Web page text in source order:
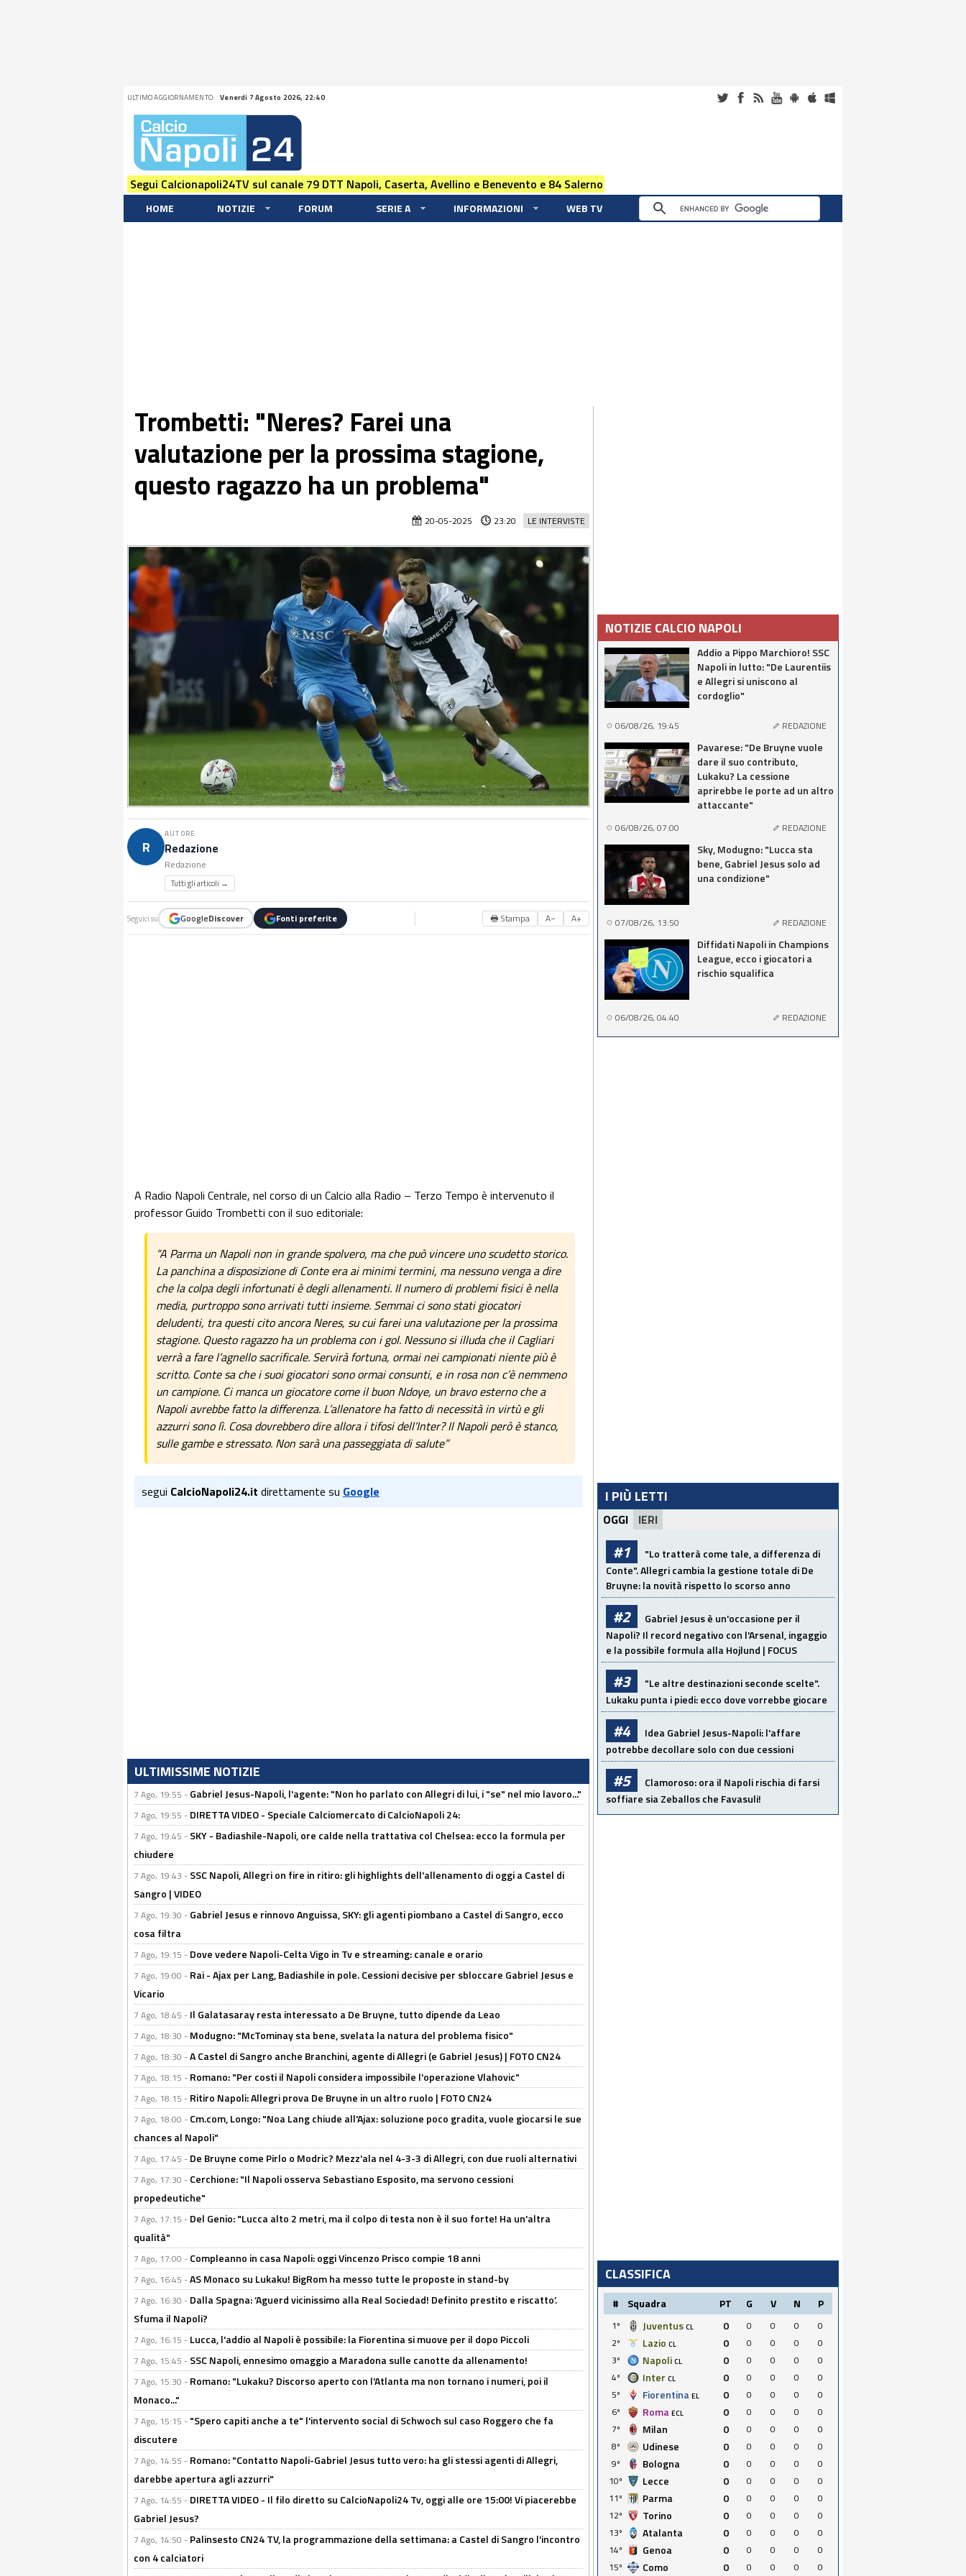
ULTIMO AGGIORNAMENTO: Venerdi 7 Agosto 2026, 22:40
Segui Calcionapoli24TV sul canale 79 DTT Napoli, Caserta, Avellino e Benevento e 84 Salerno
HOME NOTIZIE FORUM SERIE A INFORMAZIONI WEB TV
Trombetti: "Neres? Farei una
valutazione per la prossima stagione,
questo ragazzo ha un problema"
LE INTERVISTE
20-05-2025 23:20
R
AUTORE
Redazione
Redazione
Tutti gli articoli →
Seguici su GoogleDiscover Fonti preferite 🖶 Stampa A− A+
A Radio Napoli Centrale, nel corso di un Calcio alla Radio – Terzo Tempo è intervenuto il
professor Guido Trombetti con il suo editoriale:
“A Parma un Napoli non in grande spolvero, ma che può vincere uno scudetto storico.
La panchina a disposizione di Conte era ai minimi termini, ma nessuno venga a dire
che la colpa degli infortunati è degli allenamenti. Il numero di problemi fisici è nella
media, purtroppo sono arrivati tutti insieme. Semmai ci sono stati giocatori
deludenti, tra questi cito ancora Neres, su cui farei una valutazione per la prossima
stagione. Questo ragazzo ha un problema con i gol. Nessuno si illuda che il Cagliari
verrà a fare l’agnello sacrificale. Servirà fortuna, ormai nei campionati niente più è
scritto. Conte sa che i suoi giocatori sono ormai consunti, e in rosa non c’è nemmeno
un campione. Ci manca un giocatore come il buon Ndoye, un bravo esterno che a
Napoli avrebbe fatto la differenza. L’allenatore ha fatto di necessità in virtù e gli
azzurri sono lì. Cosa dovrebbero dire allora i tifosi dell’Inter? Il Napoli però è stanco,
sulle gambe e stressato. Non sarà una passeggiata di salute”
segui CalcioNapoli24.it direttamente su Google
ULTIMISSIME NOTIZIE
7 Ago, 19:55 - Gabriel Jesus-Napoli, l'agente: "Non ho parlato con Allegri di lui, i "se" nel mio lavoro..."
7 Ago, 19:55 - DIRETTA VIDEO - Speciale Calciomercato di CalcioNapoli 24:
7 Ago, 19:45 - SKY - Badiashile-Napoli, ore calde nella trattativa col Chelsea: ecco la formula per
chiudere
7 Ago, 19:43 - SSC Napoli, Allegri on fire in ritiro: gli highlights dell'allenamento di oggi a Castel di
Sangro | VIDEO
7 Ago, 19:30 - Gabriel Jesus e rinnovo Anguissa, SKY: gli agenti piombano a Castel di Sangro, ecco
cosa filtra
7 Ago, 19:15 - Dove vedere Napoli-Celta Vigo in Tv e streaming: canale e orario
7 Ago, 19:00 - Rai - Ajax per Lang, Badiashile in pole. Cessioni decisive per sbloccare Gabriel Jesus e
Vicario
7 Ago, 18:45 - Il Galatasaray resta interessato a De Bruyne, tutto dipende da Leao
7 Ago, 18:30 - Modugno: "McTominay sta bene, svelata la natura del problema fisico"
7 Ago, 18:30 -A Castel di Sangro anche Branchini, agente di Allegri (e Gabriel Jesus) | FOTO CN24
7 Ago, 18:15 - Romano: "Per costi il Napoli considera impossibile l'operazione Vlahovic"
7 Ago, 18:15 - Ritiro Napoli: Allegri prova De Bruyne in un altro ruolo | FOTO CN24
7 Ago, 18:00 - Cm.com, Longo: "Noa Lang chiude all'Ajax: soluzione poco gradita, vuole giocarsi le sue
chances al Napoli"
7 Ago, 17:45 - De Bruyne come Pirlo o Modric? Mezz'ala nel 4-3-3 di Allegri, con due ruoli alternativi
7 Ago, 17:30 - Cerchione: "Il Napoli osserva Sebastiano Esposito, ma servono cessioni
propedeutiche"
7 Ago, 17:15 - Del Genio: "Lucca alto 2 metri, ma il colpo di testa non è il suo forte! Ha un'altra
qualità"
7 Ago, 17:00 - Compleanno in casa Napoli: oggi Vincenzo Prisco compie 18 anni
7 Ago, 16:45 -AS Monaco su Lukaku! BigRom ha messo tutte le proposte in stand-by
7 Ago, 16:30 - Dalla Spagna: ‘Aguerd vicinissimo alla Real Sociedad! Definito prestito e riscatto’.
Sfuma il Napoli?
7 Ago, 16:15 - Lucca, l'addio al Napoli è possibile: la Fiorentina si muove per il dopo Piccoli
7 Ago, 15:45 - SSC Napoli, ennesimo omaggio a Maradona sulle canotte da allenamento!
7 Ago, 15:30 - Romano: "Lukaku? Discorso aperto con l'Atlanta ma non tornano i numeri, poi il
Monaco..."
7 Ago, 15:15 - "Spero capiti anche a te" l'intervento social di Schwoch sul caso Roggero che fa
discutere
7 Ago, 14:55 - Romano: "Contatto Napoli-Gabriel Jesus tutto vero: ha gli stessi agenti di Allegri,
darebbe apertura agli azzurri"
7 Ago, 14:55 - DIRETTA VIDEO - Il filo diretto su CalcioNapoli24 Tv, oggi alle ore 15:00! Vi piacerebbe
Gabriel Jesus?
7 Ago, 14:50 - Palinsesto CN24 TV, la programmazione della settimana: a Castel di Sangro l'incontro
con 4 calciatori
NOTIZIE CALCIO NAPOLI
Addio a Pippo Marchioro! SSC
Napoli in lutto: "De Laurentiis
e Allegri si uniscono al
cordoglio"
06/08/26, 19:45 REDAZIONE
Pavarese: "De Bruyne vuole
dare il suo contributo,
Lukaku? La cessione
aprirebbe le porte ad un altro
attaccante"
06/08/26, 07:00 REDAZIONE
Sky, Modugno: "Lucca sta
bene, Gabriel Jesus solo ad
una condizione"
07/08/26, 13:50 REDAZIONE
Diffidati Napoli in Champions
League, ecco i giocatori a
rischio squalifica
06/08/26, 04:40 REDAZIONE
I PIÙ LETTI
OGGI IERI
#1
"Lo tratterà come tale, a differenza di
Conte". Allegri cambia la gestione totale di De
Bruyne: la novità rispetto lo scorso anno
#2
Gabriel Jesus è un'occasione per il
Napoli? Il record negativo con l'Arsenal, ingaggio
e la possibile formula alla Hojlund | FOCUS
#3
"Le altre destinazioni seconde scelte".
Lukaku punta i piedi: ecco dove vorrebbe giocare
#4
Idea Gabriel Jesus-Napoli: l'affare
potrebbe decollare solo con due cessioni
#5
Clamoroso: ora il Napoli rischia di farsi
soffiare sia Zeballos che Favasuli!
CLASSIFICA
# Squadra PT G V N P
1º Juventus CL 0 0 0 0
0
2º
Lazio CL 0 0 0 0
0
3º
Napoli CL 0 0 0 0
0
4º
Inter CL 0 0 0 0
0
5º
Fiorentina EL 0 0 0 0
0
6º
Roma ECL 0 0 0 0
0
7º
Milan 0 0 0 0
0
8º
Udinese 0 0 0 0
0
9º
Bologna 0 0 0 0
0
10º
Lecce 0 0 0 0
0
11º
Parma 0 0 0 0
0
12º
Torino 0 0 0 0
0
13º
Atalanta 0 0 0 0
0
14º
Genoa 0 0 0 0
0
15º
Como 0 0 0 0 0